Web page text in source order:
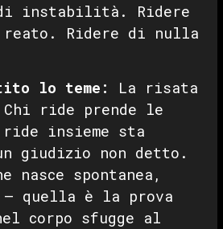
instabilità. Ridere
Ridere di nulla
lo teme:
La risata
ride prende le
insieme sta
giudizio non detto.
nasce spontanea,
quella è la prova
corpo sfugge al